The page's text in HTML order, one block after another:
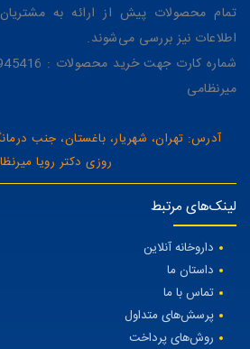
تمام محصولات پیش از ارائه به
اطلاعات نیز بررسی می‌شوند.
میرنظامی
آدرس: تهران، شهریار، باغستان، جنب
روزی دکتر رویا
لینک‌های مرتبط
داروخانه آنلاین
داستان ما
تماس با ما
پرسش‌های متداول
روش‌های پرداخت